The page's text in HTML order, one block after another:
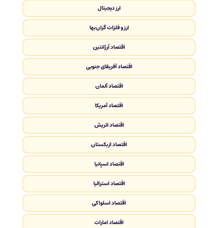
ارز دیجیتال
ارز و فلزات گران‌بها
اقتصاد آرژانتین
اقتصاد آفریقای جنوبی
اقتصاد آلمان
اقتصاد آمریکا
اقتصاد اتریش
اقتصاد ازبکستان
اقتصاد اسپانیا
اقتصاد استرالیا
اقتصاد اسلواکی
اقتصاد امارات